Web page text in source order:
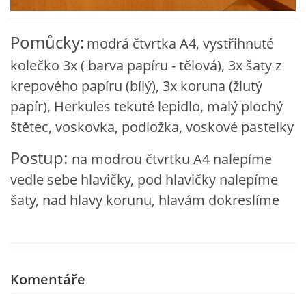
VZDĚLÁVACÍ BLOK LISTOPAD
VZDĚLÁVACÍ BLOK PROSINEC
VZDĚLÁVACÍ BLOK LEDEN
VZDĚLÁVACÍ BLOK ÚNOR
VZDĚLÁVACÍ BLOK BŘEZEN
VZDĚLÁVACÍ BLOK DUBEN
VÝTVARNÉ TECHNIKY
Pomůcky: modrá čtvrtka A4, vystřihnuté
kolečko 3x ( barva papíru - tělová), 3x šaty z
krepového papíru (bílý), 3x koruna (žlutý
papír), Herkules tekuté lepidlo, malý plochý
štětec, voskovka, podložka, voskové pastelky
Postup: na modrou čtvrtku A4 nalepíme
vedle sebe hlavičky, pod hlavičky nalepíme
šaty, nad hlavy korunu, hlavám dokreslíme
Komentáře